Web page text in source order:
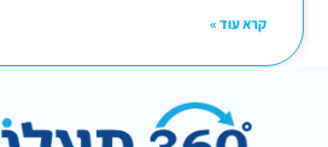
קרא עוד »